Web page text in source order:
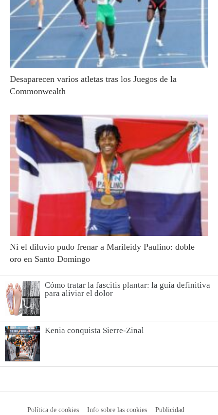
Desaparecen varios atletas tras los Juegos de la
Commonwealth
Ni el diluvio pudo frenar a Marileidy Paulino: doble
oro en Santo Domingo
Cómo tratar la fascitis plantar: la guía definitiva
para aliviar el dolor
Kenia conquista Sierre-Zinal
Política de cookies Info sobre las cookies Publicidad